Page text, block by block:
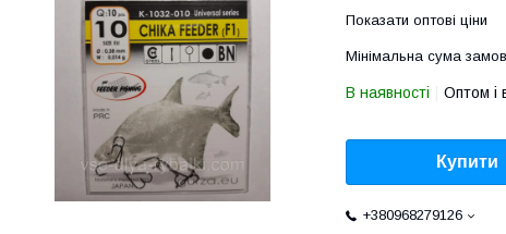
Показати оптові ціни
Мінімальна сума
В наявності Оптом і
Купити
+380968279126